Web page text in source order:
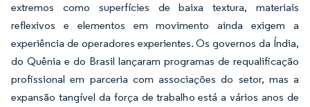
extremos como superfícies de baixa textura, materiais
reflexivos e elementos em movimento ainda exigem a
experiência de operadores experientes. Os governos da Índia,
do Quênia e do Brasil lançaram programas de requalificação
profissional em parceria com associações do setor, mas a
expansão tangível da força de trabalho está a vários anos de